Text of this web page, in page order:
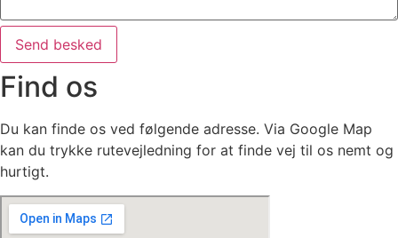
Send besked
Find os
Du kan finde os ved følgende adresse. Via Google Map
kan du trykke rutevejledning for at finde vej til os nemt og
hurtigt.